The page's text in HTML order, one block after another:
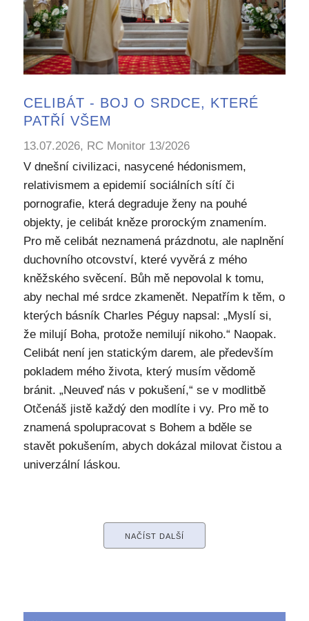
CELIBÁT - BOJ O SRDCE, KTERÉ
PATŘÍ VŠEM
13.07.2026, RC Monitor 13/2026
V dnešní civilizaci, nasycené hédonismem,
relativismem a epidemií sociálních sítí či
pornografie, která degraduje ženy na pouhé
objekty, je celibát kněze prorockým znamením.
Pro mě celibát neznamená prázdnotu, ale naplnění
duchovního otcovství, které vyvěrá z mého
kněžského svěcení. Bůh mě nepovolal k tomu,
aby nechal mé srdce zkamenět. Nepatřím k těm, o
kterých básník Charles Péguy napsal: „Myslí si,
že milují Boha, protože nemilují nikoho.“ Naopak.
Celibát není jen statickým darem, ale především
pokladem mého života, který musím vědomě
bránit. „Neuveď nás v pokušení,“ se v modlitbě
Otčenáš jistě každý den modlíte i vy. Pro mě to
znamená spolupracovat s Bohem a bděle se
stavět pokušením, abych dokázal milovat čistou a
univerzální láskou.
NAČÍST DALŠÍ